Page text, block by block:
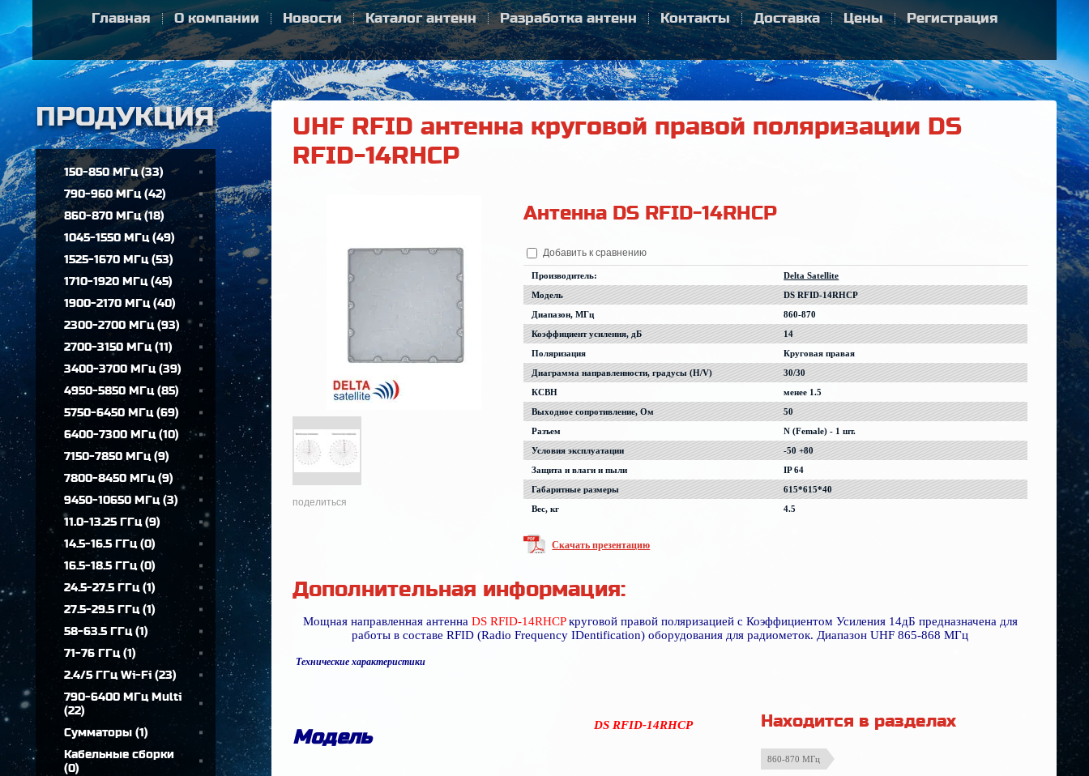
Главная О компании Новости Каталог антенн Разработка антенн Контакты Доставка Цены Регистрация
150-850 МГц(33)
790-960 МГц(42)
860-870 МГц(18)
1045-1550 МГц(49)
1525-1670 МГц(53)
1710-1920 МГц(45)
1900-2170 МГц(40)
2300-2700 МГц(93)
2700-3150 МГц(11)
3400-3700 МГц(39)
4950-5850 МГц(85)
5750-6450 МГц(69)
6400-7300 МГц(10)
7150-7850 МГц(9)
7800-8450 МГц(9)
9450-10650 МГц(3)
11.0-13.25 ГГц(9)
14.5-16.5 ГГц(0)
16.5-18.5 ГГц(0)
24.5-27.5 ГГц(1)
27.5-29.5 ГГц(1)
58-63.5 ГГц(1)
71-76 ГГц(1)
2.4/5 ГГц Wi-Fi(23)
790-6400 МГц Multi
(22)
Сумматоры(1)
Кабельные сборки
(0)
UHF RFID антенна круговой правой поляризации DS
RFID-14RHCP
поделиться
Антенна DS RFID-14RHCP
Добавить к сравнению
Производитель:
Delta Satellite
Модель
DS RFID-14RHCP
Диапазон, МГц
860-870
Коэффициент усиления, дБ
14
Поляризация
Круговая правая
Диаграмма направленности, градусы (H/V)
30/30
КСВН
менее 1.5
Выходное сопротивление, Ом
50
Разъем
N (Female) - 1 шт.
Условия эксплуатации
-50 +80
Защита и влаги и пыли
IP 64
Габаритные размеры
615*615*40
Вес, кг
4.5
Скачать презентацию
Дополнительная информация:
Мощная направленная антенна DS RFID-14RHCPкруговой правой поляризацией с Коэффициентом Усиления 14дБ предназначена для
работы в составе RFID (Radio Frequency IDentification) оборудования для радиометок. Диапазон UHF 865-868 МГц
Технические характеристики
Модель
DS RFID-14RHCP Находится в разделах
860-870 МГц